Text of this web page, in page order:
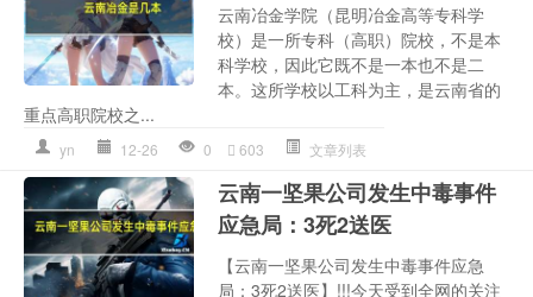
云南冶金学院（昆明冶金高等专科学
校）是一所专科（高职）院校，不是本
科学校，因此它既不是一本也不是二
本。这所学校以工科为主，是云南省的
重点高职院校之...
yn 12-26 0 603 文章列表
云南一坚果公司发生中毒事件
应急局：3死2送医
【云南一坚果公司发生中毒事件应急
局：3死2送医】!!!今天受到全网的关注